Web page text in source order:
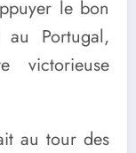
le bon
Portugal,
victorieuse
au tour des